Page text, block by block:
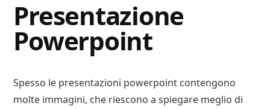
Presentazione
Powerpoint
Spesso le presentazioni powerpoint contengono
molte immagini, che riescono a spiegare meglio di